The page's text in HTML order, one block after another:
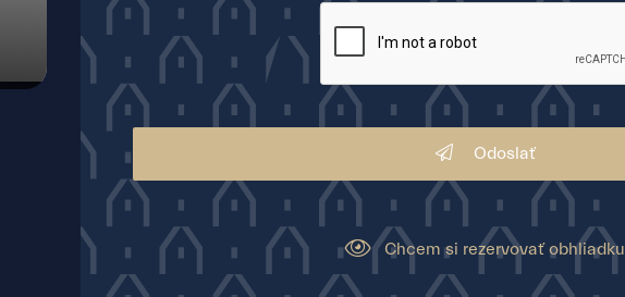
Odoslať
Chcem si rezervovať obhliadku